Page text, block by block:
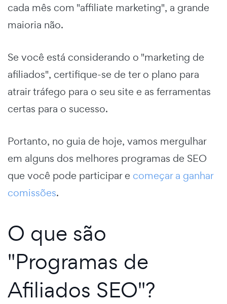
cada mês com "affiliate marketing", a grande
maioria não.
Se você está considerando o "marketing de
afiliados", certifique-se de ter o plano para
atrair tráfego para o seu site e as ferramentas
certas para o sucesso.
Portanto, no guia de hoje, vamos mergulhar
em alguns dos melhores programas de SEO
que você pode participar e começar a ganhar
comissões.
O que são
"Programas de
Afiliados SEO"?